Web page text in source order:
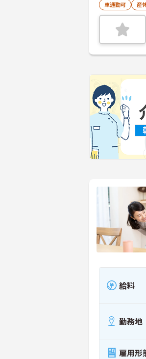
車通勤可 産
給料
勤務地
雇用形